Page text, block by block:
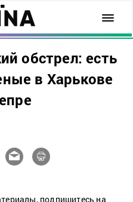
обстрел: есть
в Харькове
подпишитесь на